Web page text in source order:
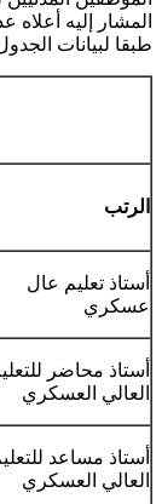
طبقا لبيانات
الرتب
أستاذ تعليم عال
عسكري
أستاذ محاضر
العالي العسكري
أستاذ مساعد
العالي العسكري